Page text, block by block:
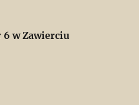
6 w Zawierciu